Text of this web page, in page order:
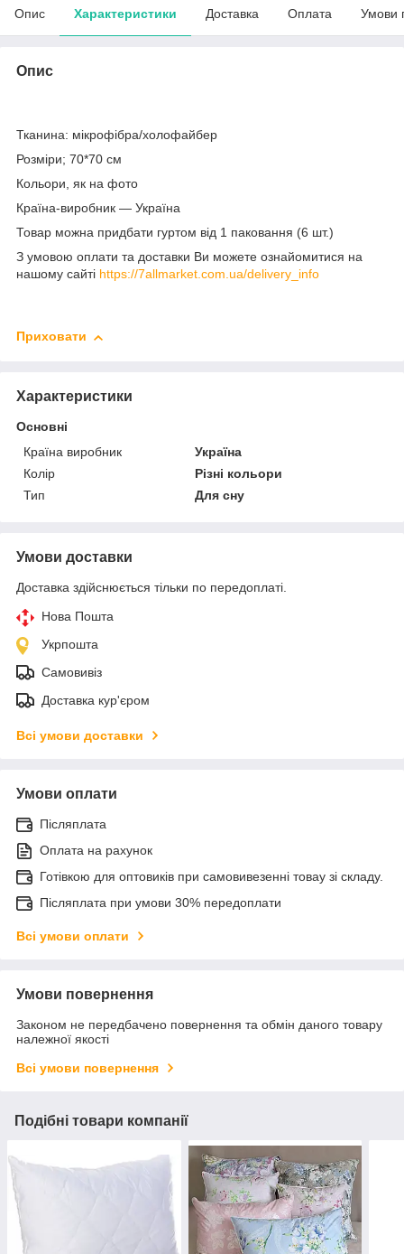
Опис Характеристики Доставка Оплата Умови
Опис
Тканина: мікрофібра/холофайбер
Розміри; 70*70 см
Кольори, як на фото
Країна-виробник — Україна
Товар можна придбати гуртом від 1 паковання (6 шт.)
З умовою оплати та доставки Ви можете ознайомитися на
нашому сайті https://7allmarket.com.ua/delivery_info
Приховати
Характеристики
Основні
Країна виробник
Україна
Колір
Різні кольори
Тип
Для сну
Умови доставки
Доставка здійснюється тільки по передоплаті.
Нова Пошта
Укрпошта
Самовивіз
Доставка кур'єром
Всі умови доставки
Умови оплати
Післяплата
Оплата на рахунок
Готівкою для оптовиків при самовивезенні товау зі складу.
Післяплата при умови 30% передоплати
Всі умови оплати
Умови повернення
Законом не передбачено повернення та обмін даного товару
належної якості
Всі умови повернення
Подібні товари компанії